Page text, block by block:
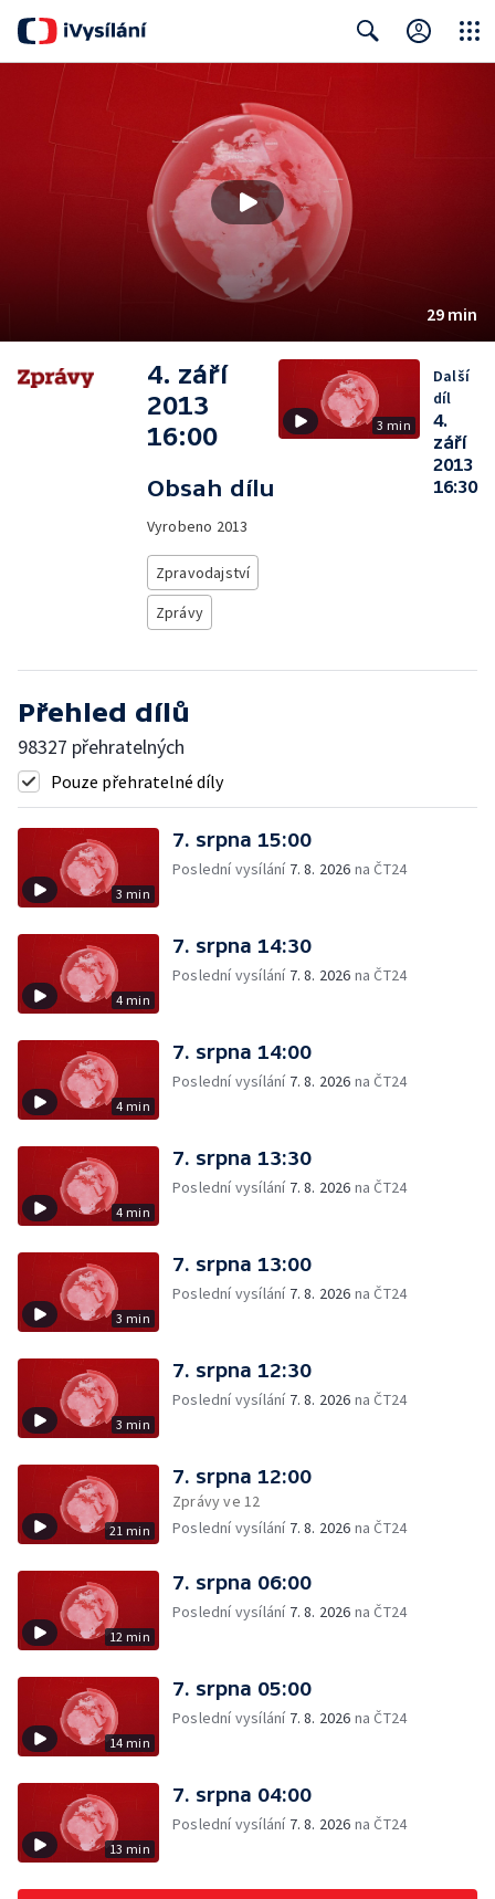
29 min
4. září
2013
16:00
Obsah dílu
Vyrobeno 2013
Zpravodajství
Zprávy
3 min
Další
díl
4.
září
2013
16:30
Přehled dílů
98327 přehratelných
Pouze přehratelné díly
3 min
7. srpna 15:00
Poslední vysílání 7. 8. 2026 na ČT24
4 min
7. srpna 14:30
Poslední vysílání 7. 8. 2026 na ČT24
4 min
7. srpna 14:00
Poslední vysílání 7. 8. 2026 na ČT24
4 min
7. srpna 13:30
Poslední vysílání 7. 8. 2026 na ČT24
3 min
7. srpna 13:00
Poslední vysílání 7. 8. 2026 na ČT24
3 min
7. srpna 12:30
Poslední vysílání 7. 8. 2026 na ČT24
21 min
7. srpna 12:00
Zprávy ve 12
Poslední vysílání 7. 8. 2026 na ČT24
12 min
7. srpna 06:00
Poslední vysílání 7. 8. 2026 na ČT24
14 min
7. srpna 05:00
Poslední vysílání 7. 8. 2026 na ČT24
13 min
7. srpna 04:00
Poslední vysílání 7. 8. 2026 na ČT24